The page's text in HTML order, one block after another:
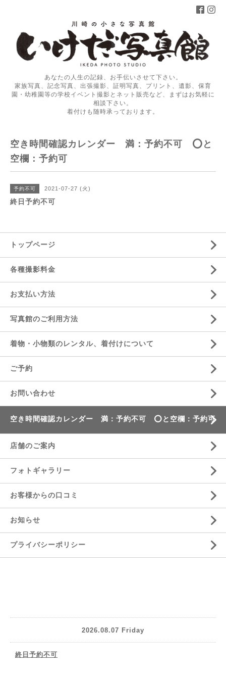
あなたの人生の記録、お手伝いさせて下さい。
家族写真、記念写真、出張撮影、証明写真、プリント、遺影、保育
園・幼稚園等の学校イベント撮影とネット販売など、まずはお気軽に
相談下さい。
着付けも随時承っております。
空き時間確認カレンダー 満：予約不可 ⭕️と
空欄：予約可
予約不可 2021-07-27 (火)
終日予約不可
トップページ
各種撮影料金
お支払い方法
写真館のご利用方法
着物・小物類のレンタル、着付けについて
ご予約
お問い合わせ
空き時間確認カレンダー 満：予約不可 ⭕️と空欄：予約可
店舗のご案内
フォトギャラリー
お客様からの口コミ
お知らせ
プライバシーポリシー
2026.08.07 Friday
終日予約不可